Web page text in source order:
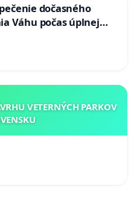
dočasného
Váhu počas úplnej
v Komárne
VETERNÝCH PARKOV